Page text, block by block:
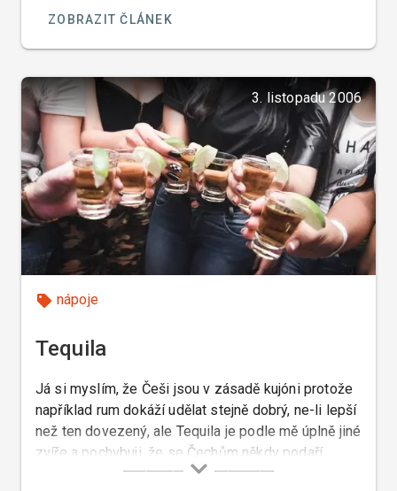
ZOBRAZIT ČLÁNEK
3. listopadu 2006
nápoje
Tequila
Já si myslím, že Češi jsou v zásadě kujóni protože
například rum dokáží udělat stejně dobrý, ne-li lepší
než ten dovezený, ale Tequila je podle mě úplně jiné
zvíře a pochybuji, že se Čechům někdy podaří
tequilu udělat takovou jakou ji dělají v Mexiku a mně